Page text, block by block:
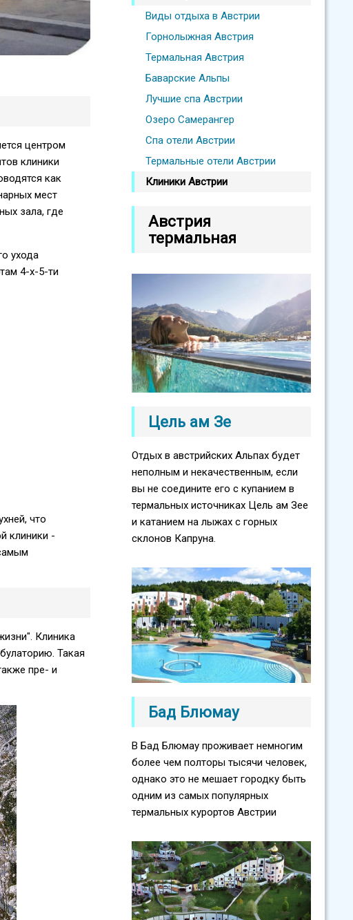
центром
клиники
как
мест
зала, где
ухода
4-х-5-ти
что
клиники -
Клиника
Такая
пре- и
Виды отдыха в Австрии
Горнолыжная Австрия
Термальная Австрия
Баварские Альпы
Лучшие спа Австрии
Озеро Самерангер
Спа отели Австрии
Термальные отели Австрии
Клиники Австрии
Австрия
термальная
Цель ам Зе
Отдых в австрийских Альпах будет
неполным и некачественным, если
вы не соедините его с купанием в
термальных источниках Цель ам Зее
и катанием на лыжах с горных
склонов Капруна.
Бад Блюмау
В Бад Блюмау проживает немногим
более чем полторы тысячи человек,
однако это не мешает городку быть
одним из самых популярных
термальных курортов Австрии